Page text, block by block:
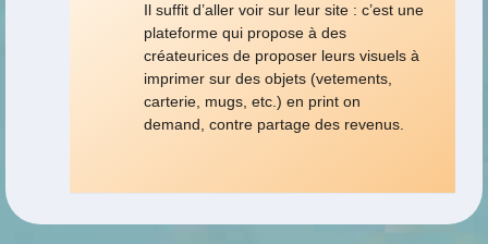
Il suffit d’aller voir sur leur site : c’est une
plateforme qui propose à des
créateurices de proposer leurs visuels à
imprimer sur des objets (vetements,
carterie, mugs, etc.) en print on
demand, contre partage des revenus.